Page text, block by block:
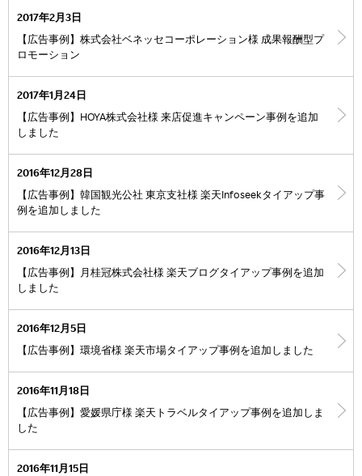
2017年2月3日
【広告事例】株式会社ベネッセコーポレーション様 成果報酬型プ
ロモーション
2017年1月24日
【広告事例】HOYA株式会社様 来店促進キャンペーン事例を追加
しました
2016年12月28日
【広告事例】韓国観光公社 東京支社様 楽天Infoseekタイアップ事
例を追加しました
2016年12月13日
【広告事例】月桂冠株式会社様 楽天ブログタイアップ事例を追加
しました
2016年12月5日
【広告事例】環境省様 楽天市場タイアップ事例を追加しました
2016年11月18日
【広告事例】愛媛県庁様 楽天トラベルタイアップ事例を追加しま
した
2016年11月15日